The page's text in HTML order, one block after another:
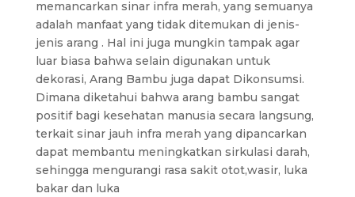
memancarkan sinar infra merah, yang semuanya
adalah manfaat yang tidak ditemukan di jenis-
jenis arang . Hal ini juga mungkin tampak agar
luar biasa bahwa selain digunakan untuk
dekorasi, Arang Bambu juga dapat Dikonsumsi.
Dimana diketahui bahwa arang bambu sangat
positif bagi kesehatan manusia secara langsung,
terkait sinar jauh infra merah yang dipancarkan
dapat membantu meningkatkan sirkulasi darah,
sehingga mengurangi rasa sakit otot,wasir, luka
bakar dan luka